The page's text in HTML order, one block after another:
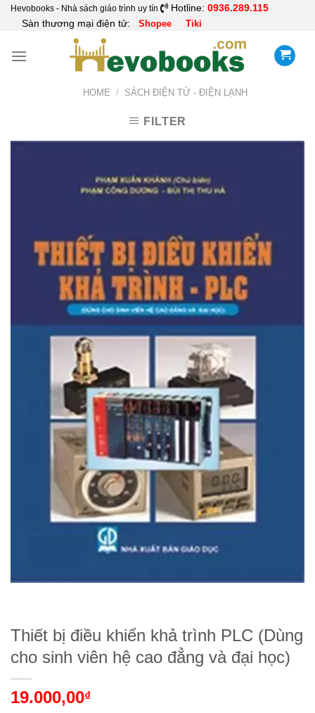
SkipHevobooks - Nhà sách giáo trình uy tín Hotline: 0936.289.115
Sàn thương mại điện tử: Shopee Tiki
HOME / SÁCH ĐIỆN TỬ - ĐIỆN LẠNH
FILTER
Thiết bị điều khiển khả trình PLC (Dùng
cho sinh viên hệ cao đẳng và đại học)
19.000,00₫